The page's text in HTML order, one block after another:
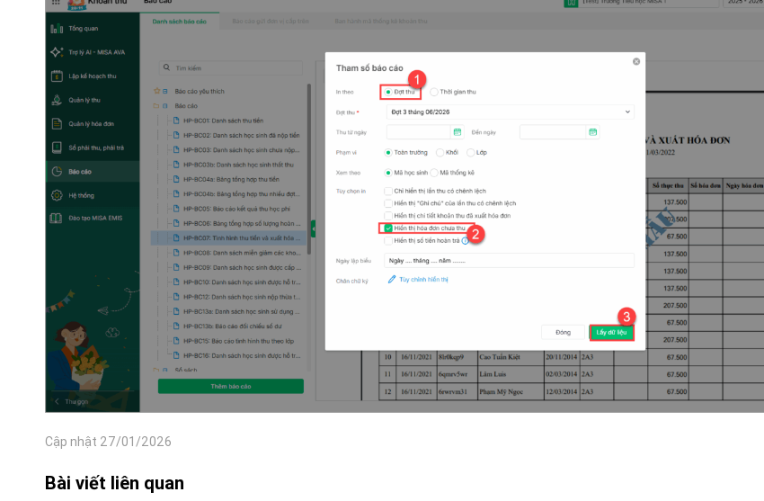
Cập nhật 27/01/2026
Bài viết liên quan